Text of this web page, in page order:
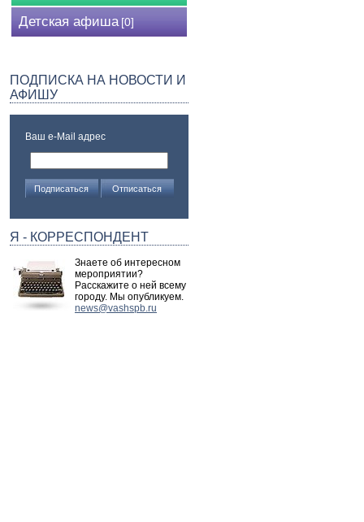
Детская афиша [0]
ПОДПИСКА НА НОВОСТИ И
АФИШУ
Ваш e-Mail адрес
Я - КОРРЕСПОНДЕНТ
Знаете об интересном
мероприятии?
Расскажите о ней всему
городу. Мы опубликуем.
news@vashspb.ru